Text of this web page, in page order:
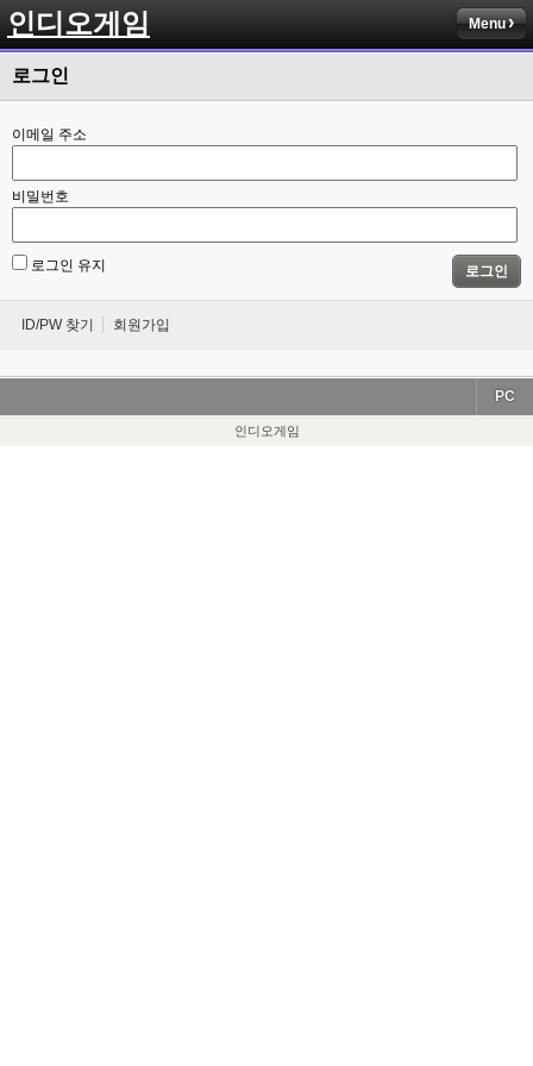
인디오게임 Menu
로그인
이메일 주소
비밀번호
로그인 유지 로그인
ID/PW 찾기 회원가입
PC
인디오게임